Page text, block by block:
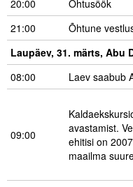
20:00
Õhtusöök
21:00
Õhtune
Laupäev, 31. märts, Abu
08:00
Laev saabub
09:00
avastamist.
ehitisi on
maailma